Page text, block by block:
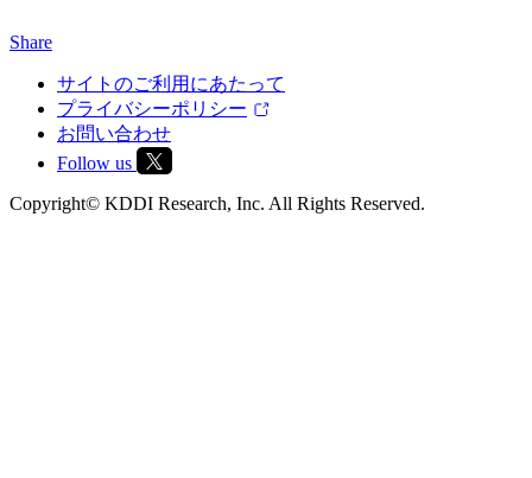
Share
サイトのご利用にあたって
プライバシーポリシー
お問い合わせ
Follow us
Copyright© KDDI Research, Inc. All Rights Reserved.